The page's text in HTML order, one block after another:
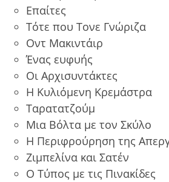
Επαίτες
Τότε που Τονε Γνώριζα
Οντ Μακιντάιρ
Ένας ευφυής
Οι Αρχισυντάκτες
Η Κυλιόμενη Κρεμάστρα
Ταρατατζούμ
Μια Βόλτα με τον Σκύλο
Η Περιφρούρηση της
Ζιμπελίνα και Σατέν
Ο Τύπος με τις Πινακίδες